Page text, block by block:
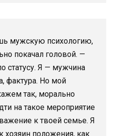
мужскую психологию,
покачал головой. —
статусу. Я — мужчина
фактура. Но мой
так, морально
на такое мероприятие
к твоей семье. Я
хозяин положения, как